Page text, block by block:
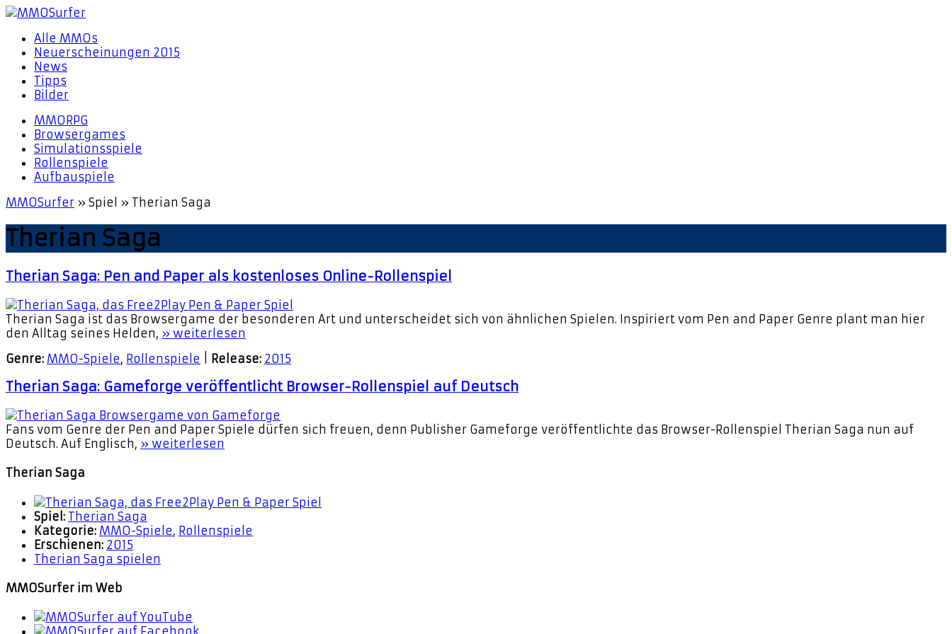
Alle MMOs
Neuerscheinungen 2015
News
Tipps
Bilder
MMORPG
Browsergames
Simulationsspiele
Rollenspiele
Aufbauspiele
MMOSurfer » Spiel » Therian Saga
Therian Saga
Therian Saga: Pen and Paper als kostenloses Online-Rollenspiel
Therian Saga ist das Browsergame der besonderen Art und unterscheidet sich von ähnlichen Spielen. Inspiriert vom Pen and Paper Genre plant man hier
den Alltag seines Helden, » weiterlesen
Genre: MMO-Spiele, Rollenspiele Release: 2015
Therian Saga: Gameforge veröffentlicht Browser-Rollenspiel auf Deutsch
Fans vom Genre der Pen and Paper Spiele dürfen sich freuen, denn Publisher Gameforge veröffentlichte das Browser-Rollenspiel Therian Saga nun auf
Deutsch. Auf Englisch, » weiterlesen
Therian Saga
Spiel: Therian Saga
Kategorie: MMO-Spiele, Rollenspiele
Erschienen: 2015
Therian Saga spielen
MMOSurfer im Web